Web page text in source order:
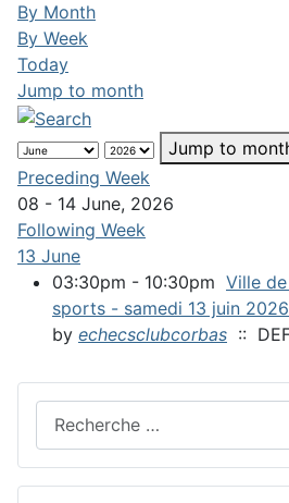
By Month
By Week
Today
Jump to month
Jump to
Preceding Week
08 - 14 June, 2026
Following Week
13 June
03:30pm - 10:30pm Ville
sports - samedi 13 juin
by echecsclubcorbas ::